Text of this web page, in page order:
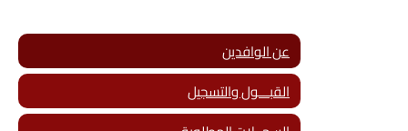
عن الوافدين
القبـــول والتسجيل